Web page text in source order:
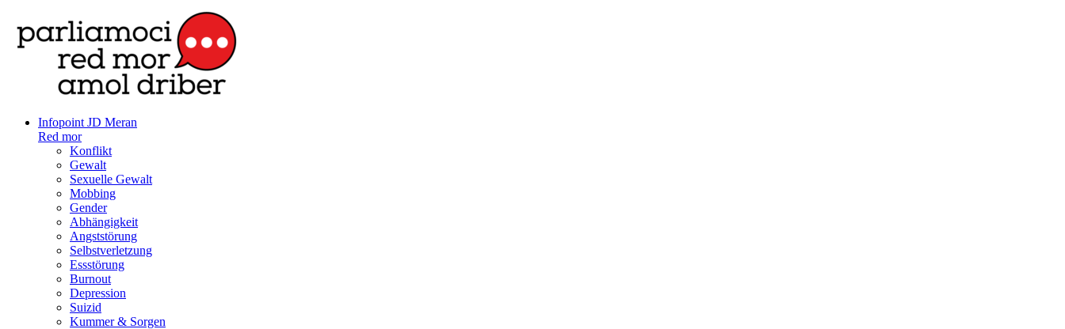
Infopoint JD Meran
Red mor
Konflikt
Gewalt
Sexuelle Gewalt
Mobbing
Gender
Abhängigkeit
Angststörung
Selbstverletzung
Essstörung
Burnout
Depression
Suizid
Kummer & Sorgen